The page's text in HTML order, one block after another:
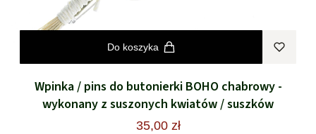
Do koszyka
Wpinka / pins do butonierki BOHO chabrowy -
wykonany z suszonych kwiatów / suszków
35,00 zł